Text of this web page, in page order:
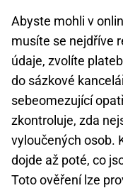
Abyste mohli v
musíte se nejdříve
údaje, zvolíte
do sázkové
sebeomezující
zkontroluje, zda
vyloučených osob.
dojde až poté, co
Toto ověření lze